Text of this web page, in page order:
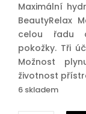
Maximální
BeautyRelax
celou řadu
pokožky. Tři
Možnost
životnost
6 skladem